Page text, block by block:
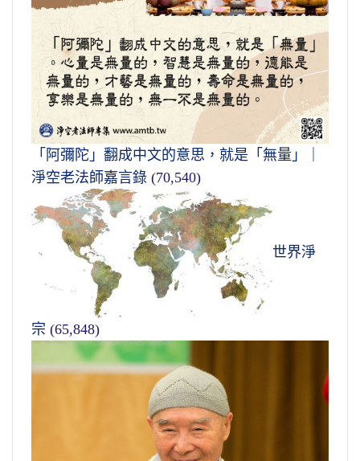
「阿彌陀」翻成中文的意思，就是「無量」｜
淨空老法師嘉言錄 (70,540)
世界淨
宗 (65,848)